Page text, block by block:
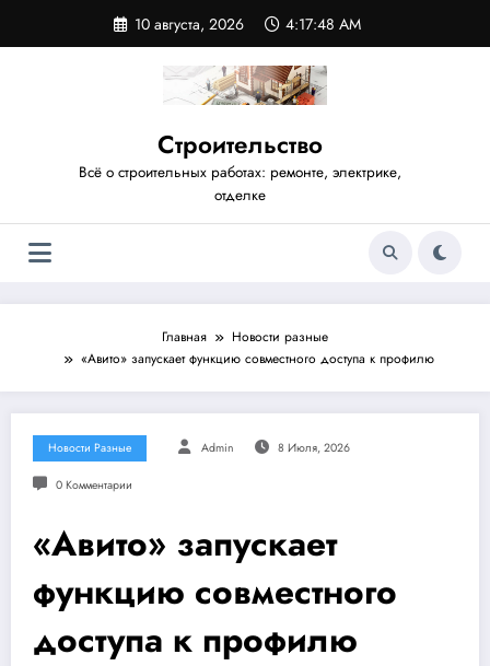
содержимому
10 августа, 2026 4:17:49 AM
Строительство
Всё о строительных работах: ремонте, электрике,
отделке
Главная
Новости разные
«Авито» запускает функцию совместного доступа к профилю
Новости Разные Admin 8 Июля, 2026
0 Комментарии
«Авито» запускает
функцию совместного
доступа к профилю